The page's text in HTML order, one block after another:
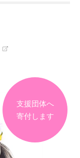
支援団体へ
寄付します